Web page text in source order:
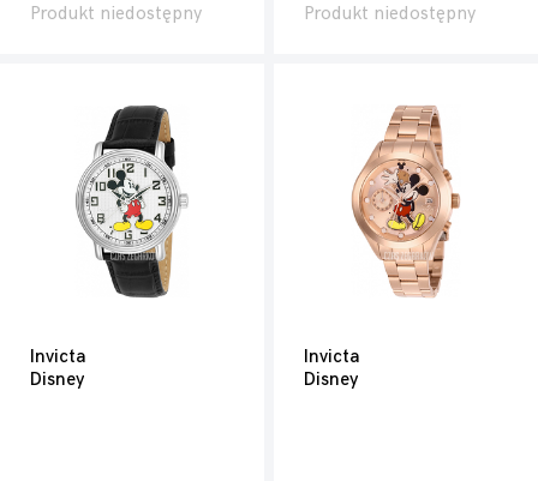
Produkt niedostępny Produkt niedostępny
Invicta
Disney
Invicta
Disney